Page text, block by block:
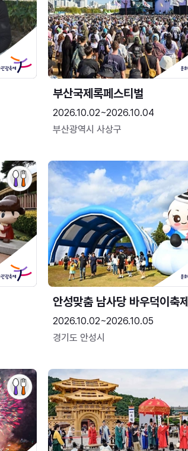
부산국제록페스티벌
2026.10.02~2026.10.04
부산광역시 사상구
안성맞춤 남사당 바우덕이축제
2026.10.02~2026.10.05
경기도 안성시